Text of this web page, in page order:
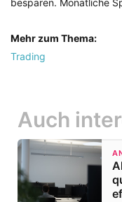
besparen. Monatliche
Mehr zum Thema:
Trading
Auch